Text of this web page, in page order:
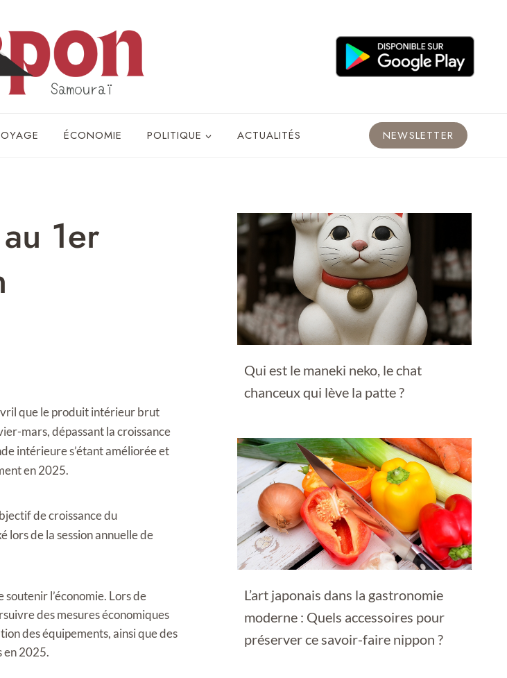
ÉCONOMIE POLITIQUE ACTUALITÉS NEWSLETTER
1er
que le produit intérieur brut
mars, dépassant la croissance
intérieure s’étant améliorée et
en 2025.
de croissance du
lors de la session annuelle de
l’économie. Lors de
des mesures économiques
des équipements, ainsi que des
en 2025.
Qui est le maneki neko, le chat
chanceux qui lève la patte ?
L’art japonais dans la gastronomie
moderne : Quels accessoires pour
préserver ce savoir-faire nippon ?